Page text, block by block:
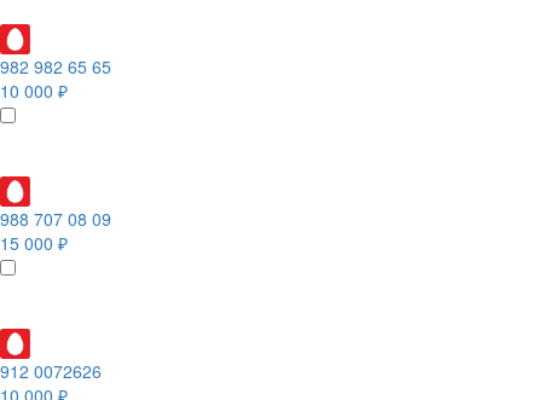
982 982 65 65
10 000 ₽
988 707 08 09
15 000 ₽
912 0072626